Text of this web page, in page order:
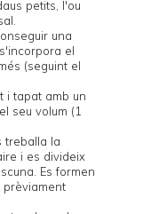
petits, l'ou
una
el
(seguint el
i tapat amb un
seu volum (1
treballa la
i es divideix
Es formen
prèviament